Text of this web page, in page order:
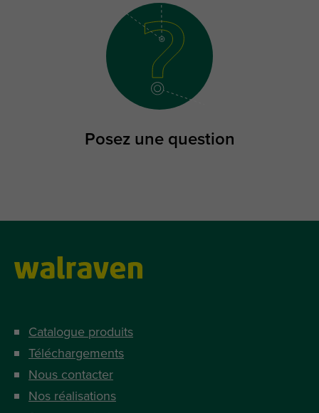
Posez une question
Catalogue produits
Téléchargements
Nous contacter
Nos réalisations